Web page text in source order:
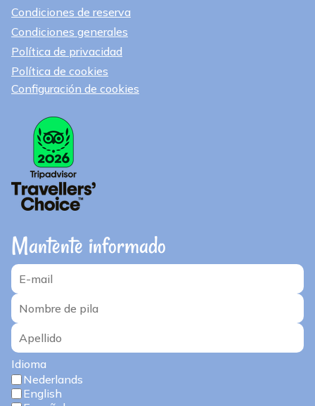
Condiciones de reserva
Condiciones generales
Política de privacidad
Política de cookies
Configuración de cookies
Mantente informado
Idioma
Nederlands
English